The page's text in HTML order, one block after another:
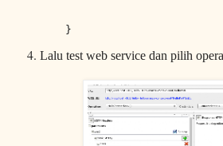
    }
Lalu test web service dan pilih